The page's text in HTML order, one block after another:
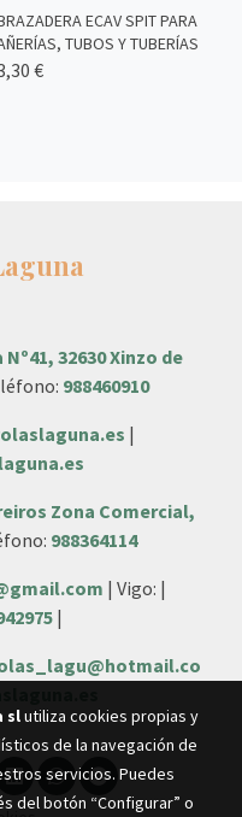
ECAV SPIT PARA
TUBOS Y TUBERÍAS
€
32630 Xinzo de
988460910
|
Zona Comercial,
988364114
| Vigo: |
|
slutiliza cookies propias y
de la navegación de
servicios. Puedes
del botón “Configurar” o